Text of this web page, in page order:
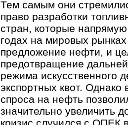
Тем самым они
право разработки
стран, которые
годах на мировых
предложение нефти, и
предотвращение
режима искусственного
экспортных квот. Однако
спроса на нефть
значительно увеличить
кризис случился с ОПЕК